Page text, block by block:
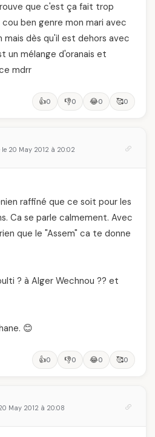
que c'est ça fait trop
ben genre mon mari avec
dès qu'il est dehors avec
un mélange d'oranais et
mdrr
👍0 👎0 😂0 🥰0
le 20 May 2012 à 20:02
raffiné que ce soit pour les
Ca se parle calmement. Avec
que le "Assem" ca te donne
? à Alger Wechnou ?? et
😊
👍0 👎0 😂0 🥰0
May 2012 à 20:08